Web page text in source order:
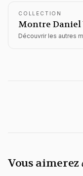
COLLECTION
Montre
Découvrir les autres
Vous aimerez